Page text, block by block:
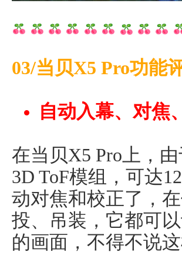
03/当贝X5 Pro功能
自动入幕、对焦
在当贝X5 Pro上，
3D ToF模组，可达
动对焦和校正了，
投、吊装，它都可
的画面，不得不说